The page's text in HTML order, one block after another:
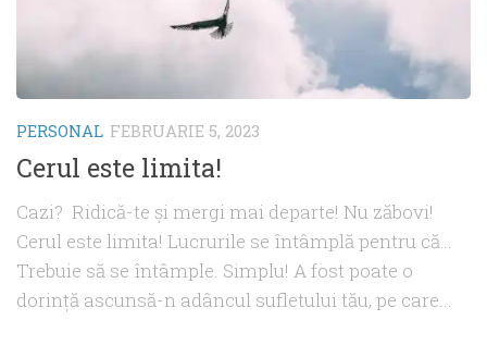
PERSONAL FEBRUARIE 5, 2023
Cerul este limita!
Cazi? Ridică-te și mergi mai departe! Nu zăbovi!
Cerul este limita! Lucrurile se întâmplă pentru că…
Trebuie să se întâmple. Simplu! A fost poate o
dorință ascunsă-n adâncul sufletului tău, pe care...